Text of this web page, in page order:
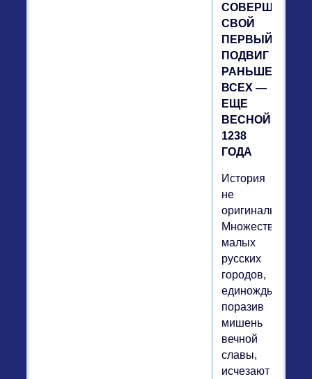
СОВЕРШИЛ
СВОЙ
ПЕРВЫЙ
ПОДВИГ
РАНЬШЕ
ВСЕХ —
ЕЩЕ
ВЕСНОЙ
1238
ГОДА
История
не
оригинальна.
Множество
малых
русских
городов,
единожды
поразив
мишень
вечной
славы,
исчезают